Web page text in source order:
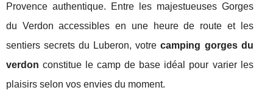
Provence authentique. Entre les majestueuses Gorges
du Verdon accessibles en une heure de route et les
sentiers secrets du Luberon, votrecamping gorges du
verdon constitue le camp de base idéal pour varier les
plaisirs selon vos envies du moment.